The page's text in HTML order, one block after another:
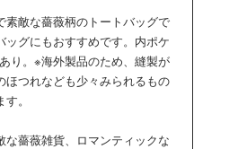
素敵な薔薇柄のトートバッグで
ッグにもおすすめです。内ポケ
り。※海外製品のため、縫製が
ほつれなども少々みられるもの
す。
な薔薇雑貨、ロマンティックな